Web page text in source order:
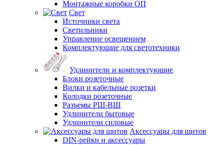
Монтажные коробки ОП
Свет
Источники света
Светильники
Управление освещением
Комплектующие для светотехники
Удлинители и комплектующие
Блоки розеточные
Вилки и кабельные розетки
Колодки розеточные
Разъемы РШ-ВШ
Удлинители бытовые
Удлинители силовые
Аксессуары для щитов
DIN-рейки и аксессуары